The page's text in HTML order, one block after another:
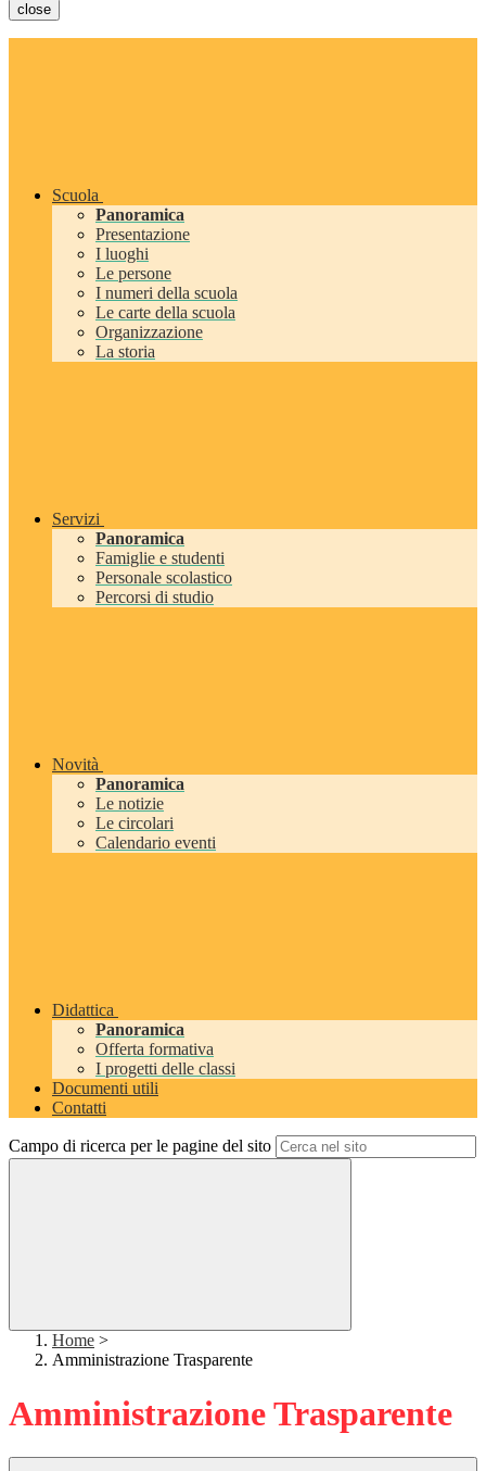
close
Scuola
Panoramica
Presentazione
I luoghi
Le persone
I numeri della scuola
Le carte della scuola
Organizzazione
La storia
Servizi
Panoramica
Famiglie e studenti
Personale scolastico
Percorsi di studio
Novità
Panoramica
Le notizie
Le circolari
Calendario eventi
Didattica
Panoramica
Offerta formativa
I progetti delle classi
Documenti utili
Contatti
Campo di ricerca per le pagine del sito
Home >
Amministrazione Trasparente
Amministrazione Trasparente